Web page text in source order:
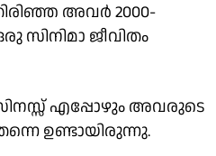
അവർ 2000-
സിനിമാ ജീവിതം
എപ്പോഴും അവരുടെ
ഉണ്ടായിരുന്നു.